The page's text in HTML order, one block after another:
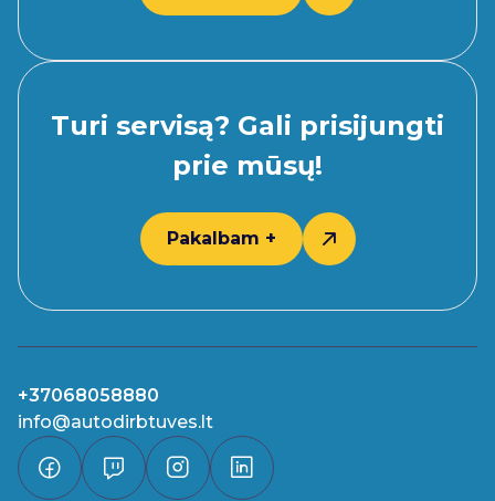
Turi servisą? Gali prisijungti
prie mūsų!
Pakalbam +
+37068058880
info@autodirbtuves.lt